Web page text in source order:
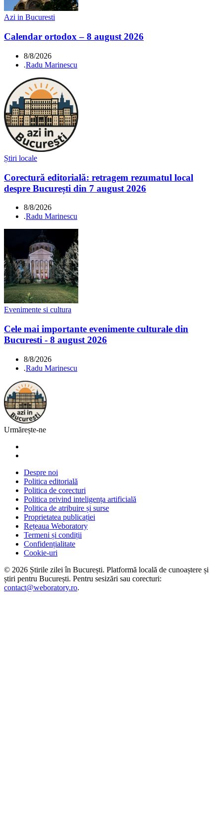
Azi in Bucuresti
Calendar ortodox – 8 august 2026
8/8/2026
.Radu Marinescu
Știri locale
Corectură editorială: retragem rezumatul local
despre București din 7 august 2026
8/8/2026
.Radu Marinescu
Evenimente si cultura
Cele mai importante evenimente culturale din
Bucuresti - 8 august 2026
8/8/2026
.Radu Marinescu
Urmărește-ne
Despre noi
Politica editorială
Politica de corecturi
Politica privind inteligența artificială
Politica de atribuire și surse
Proprietatea publicației
Rețeaua Weboratory
Termeni și condiții
Confidențialitate
Cookie-uri
© 2026 Știrile zilei în București. Platformă locală de cunoaștere și
știri pentru București. Pentru sesizări sau corecturi:
contact@weboratory.ro.